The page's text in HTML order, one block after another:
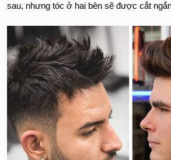
sau, nhưng tóc ở hai bên sẽ được cắt